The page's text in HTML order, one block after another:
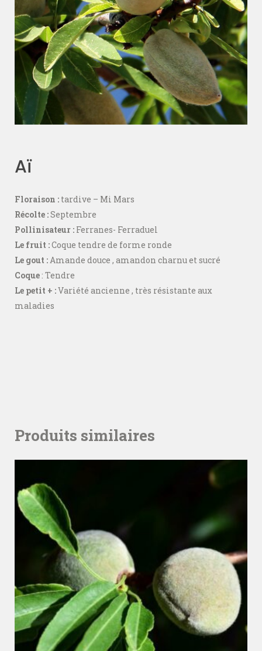
Aï
Floraison : tardive – Mi Mars
Récolte :Septembre
Pollinisateur : Ferranes- Ferraduel
Le fruit :Coque tendre de forme ronde
Le gout :Amande douce , amandon charnu et sucré
Coque: Tendre
Le petit + :Variété ancienne , très résistante aux
maladies
Produits similaires